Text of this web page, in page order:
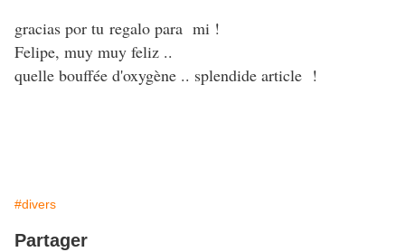
gracias por tu regalo para mi !
Felipe, muy muy feliz ..
quelle bouffée d'oxygène .. splendide article !
#divers
Partager